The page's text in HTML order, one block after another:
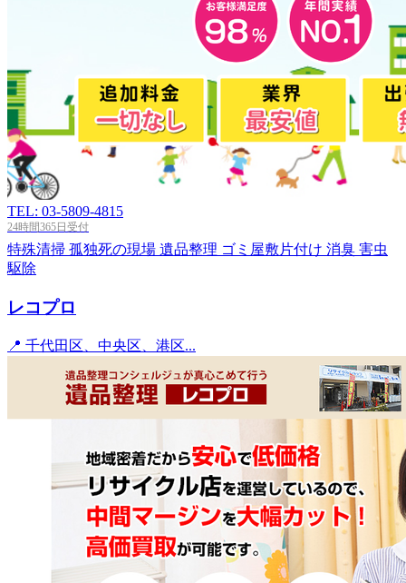
TEL: 03-5809-4815
24時間365日受付
特殊清掃 孤独死の現場 遺品整理 ゴミ屋敷片付け 消臭 害虫
駆除
レコプロ
📍 千代田区、中央区、港区...